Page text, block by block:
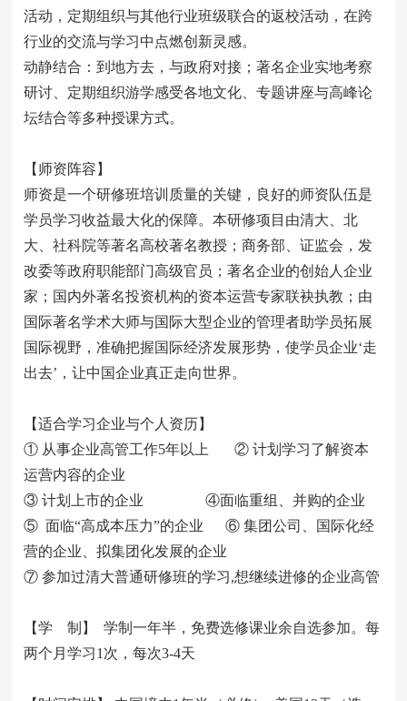
活动，定期组织与其他行业班级联合的返校活动，在跨
行业的交流与学习中点燃创新灵感。
动静结合：到地方去，与政府对接；著名企业实地考察
研讨、定期组织游学感受各地文化、专题讲座与高峰论
坛结合等多种授课方式。
【师资阵容】
师资是一个研修班培训质量的关键，良好的师资队伍是
学员学习收益最大化的保障。本研修项目由清大、北
大、社科院等著名高校著名教授；商务部、证监会，发
改委等政府职能部门高级官员；著名企业的创始人企业
家；国内外著名投资机构的资本运营专家联袂执教；由
国际著名学术大师与国际大型企业的管理者助学员拓展
国际视野，准确把握国际经济发展形势，使学员企业‘走
出去’，让中国企业真正走向世界。
【适合学习企业与个人资历】
① 从事企业高管工作5年以上 ② 计划学习了解资本
运营内容的企业
③ 计划上市的企业 ④面临重组、并购的企业
⑤ 面临“高成本压力”的企业 ⑥ 集团公司、国际化经
营的企业、拟集团化发展的企业
⑦ 参加过清大普通研修班的学习,想继续进修的企业高管
【学 制】 学制一年半，免费选修课业余自选参加。每
两个月学习1次，每次3-4天